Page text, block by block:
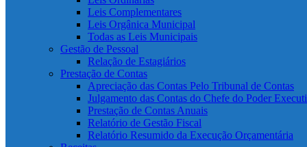
Leis Complementares
Leis Orgânica Municipal
Todas as Leis Municipais
Gestão de Pessoal
Relação de Estagiários
Prestação de Contas
Apreciação das Contas Pelo Tribunal de Contas
Julgamento das Contas do Chefe do Poder
Prestação de Contas Anuais
Relatório de Gestão Fiscal
Relatório Resumido da Execução Orçamentária